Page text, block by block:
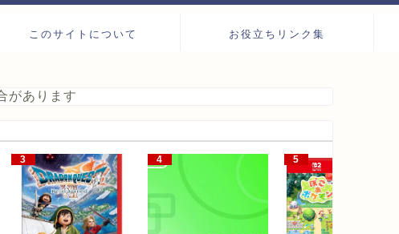
このサイトについて お役立ちリンク集
があります